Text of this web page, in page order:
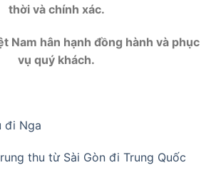
thời và chính xác.
Nam hân hạnh đồng hành và phục
vụ quý khách.
đi Nga
thu từ Sài Gòn đi Trung Quốc